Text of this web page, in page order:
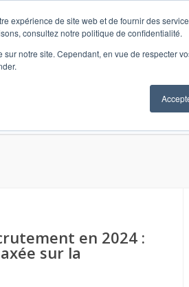
expérience de site web et de fournir des
consultez notre politique de confidentialité.
notre site. Cependant, en vue de respecter
Formations
en 2024 :
sur la